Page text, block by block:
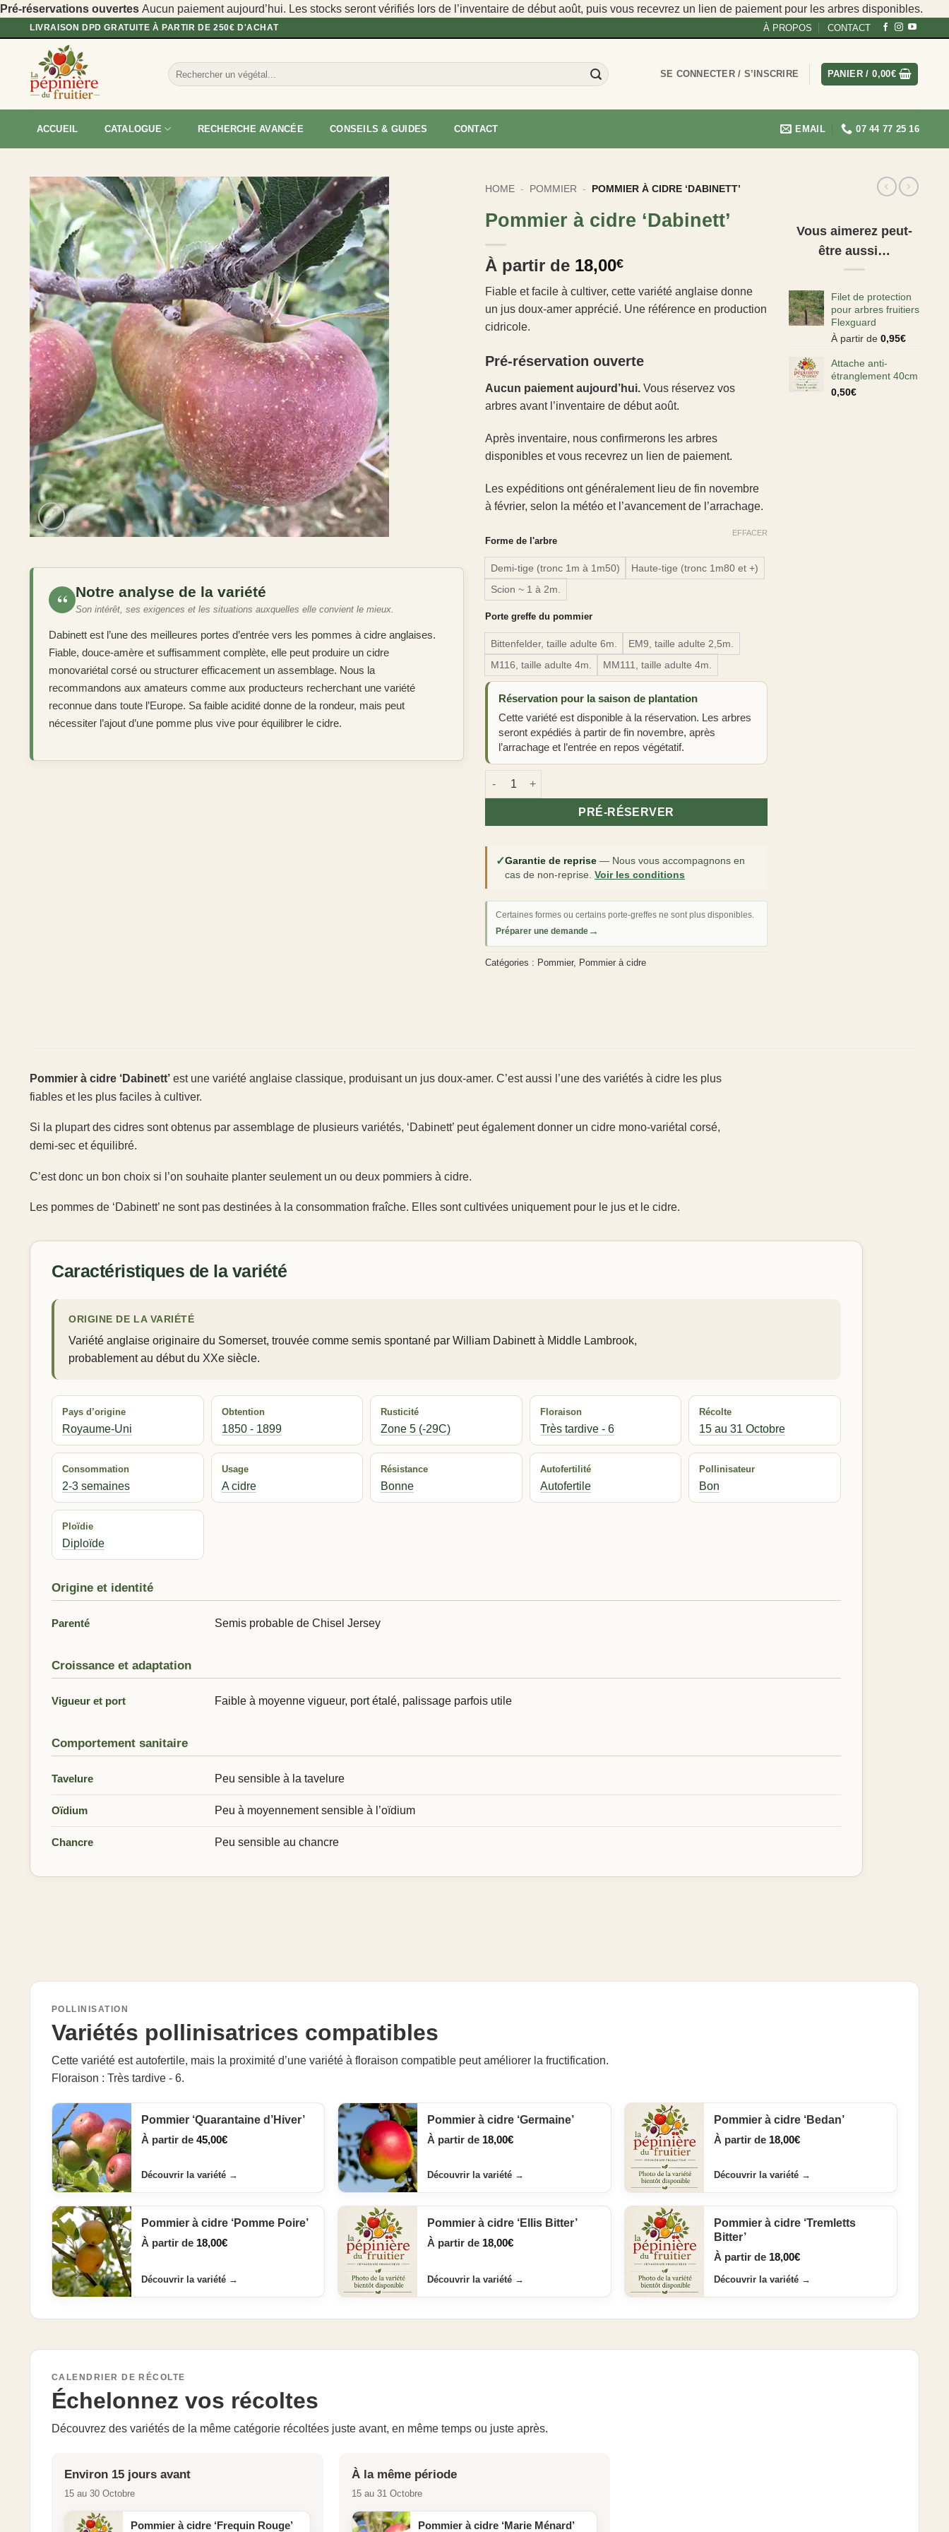
Pré-réservations ouvertes Aucun paiement aujourd’hui. Les stocks seront vérifiés lors de l’inventaire de début août, puis vous recevrez un lien de paiement pour les arbres disponibles.
Passer
contenu
LIVRAISON DPD GRATUITE À PARTIR DE 250€ D'ACHAT À PROPOS CONTACT
Recherche
pour :
SE CONNECTER / S’INSCRIRE PANIER /0,00€
ACCUEIL CATALOGUE RECHERCHE AVANCÉE CONSEILS & GUIDES CONTACT EMAIL 07 44 77 25 16
“ Notre analyse de la variété
Son intérêt, ses exigences et les situations auxquelles elle convient le mieux.
Dabinett est l’une des meilleures portes d’entrée vers les pommes à cidre anglaises.
Fiable, douce-amère et suffisamment complète, elle peut produire un cidre
monovariétal corsé ou structurer efficacement un assemblage. Nous la
recommandons aux amateurs comme aux producteurs recherchant une variété
reconnue dans toute l’Europe. Sa faible acidité donne de la rondeur, mais peut
nécessiter l’ajout d’une pomme plus vive pour équilibrer le cidre.
HOME - POMMIER - POMMIER À CIDRE ‘DABINETT’
Pommier à cidre ‘Dabinett’
À partir de 18,00€
Fiable et facile à cultiver, cette variété anglaise donne
un jus doux-amer apprécié. Une référence en production
cidricole.
Pré-réservation ouverte
Aucun paiement aujourd’hui. Vous réservez vos
arbres avant l’inventaire de début août.
Après inventaire, nous confirmerons les arbres
disponibles et vous recevrez un lien de paiement.
Les expéditions ont généralement lieu de fin novembre
à février, selon la météo et l’avancement de l’arrachage.
Forme de l'arbre
Demi-tige (tronc 1m à 1m50)
Haute-tige (tronc 1m80 et +)
Scion ~ 1 à 2m.
Porte greffe du pommier
Bittenfelder, taille adulte 6m.
EM9, taille adulte 2,5m.
M116, taille adulte 4m.
MM111, taille adulte 4m.
EFFACER
Réservation pour la saison de plantation
Cette variété est disponible à la réservation. Les arbres
seront expédiés à partir de fin novembre, après
l’arrachage et l’entrée en repos végétatif.
quantité de Pommier à cidre 'Dabinett'
PRÉ-RÉSERVER
✓Garantie de reprise — Nous vous accompagnons en
cas de non-reprise. Voir les conditions
Certaines formes ou certains porte-greffes ne sont plus disponibles.
Préparer une demande →
Catégories : Pommier, Pommier à cidre
Vous aimerez peut-
être aussi…
Filet de protection
pour arbres fruitiers
Flexguard
À partir de 0,95€
Attache anti-
étranglement 40cm
0,50€
Pommier à cidre ‘Dabinett’ est une variété anglaise classique, produisant un jus doux-amer. C’est aussi l’une des variétés à cidre les plus
fiables et les plus faciles à cultiver.
Si la plupart des cidres sont obtenus par assemblage de plusieurs variétés, ‘Dabinett’ peut également donner un cidre mono-variétal corsé,
demi-sec et équilibré.
C’est donc un bon choix si l’on souhaite planter seulement un ou deux pommiers à cidre.
Les pommes de ‘Dabinett’ ne sont pas destinées à la consommation fraîche. Elles sont cultivées uniquement pour le jus et le cidre.
Caractéristiques de la variété
ORIGINE DE LA VARIÉTÉ
Variété anglaise originaire du Somerset, trouvée comme semis spontané par William Dabinett à Middle Lambrook,
probablement au début du XXe siècle.
Pays d’origine
Royaume-Uni
Obtention
1850 - 1899
Rusticité
Zone 5 (-29C)
Floraison
Très tardive - 6
Récolte
15 au 31 Octobre
Consommation
2-3 semaines
Usage
A cidre
Résistance
Bonne
Autofertilité
Autofertile
Pollinisateur
Bon
Ploïdie
Diploïde
Origine et identité
Parenté Semis probable de Chisel Jersey
Croissance et adaptation
Vigueur et port Faible à moyenne vigueur, port étalé, palissage parfois utile
Comportement sanitaire
Tavelure Peu sensible à la tavelure
Oïdium Peu à moyennement sensible à l’oïdium
Chancre Peu sensible au chancre
POLLINISATION
Variétés pollinisatrices compatibles
Cette variété est autofertile, mais la proximité d’une variété à floraison compatible peut améliorer la fructification.
Floraison : Très tardive - 6.
Pommier ‘Quarantaine d’Hiver’
À partir de 45,00€
Découvrir la variété →
Pommier à cidre ‘Germaine’
À partir de 18,00€
Découvrir la variété →
Pommier à cidre ‘Bedan’
À partir de 18,00€
Découvrir la variété→
Pommier à cidre ‘Pomme Poire’
À partir de 18,00€
Découvrir la variété →
Pommier à cidre ‘Ellis Bitter’
À partir de 18,00€
Découvrir la variété →
Pommier à cidre ‘Tremletts
Bitter’
À partir de 18,00€
Découvrir la variété→
CALENDRIER DE RÉCOLTE
Échelonnez vos récoltes
Découvrez des variétés de la même catégorie récoltées juste avant, en même temps ou juste après.
Environ 15 jours avant
15 au 30 Octobre
Pommier à cidre ‘Frequin Rouge’
À la même période
15 au 31 Octobre
Pommier à cidre ‘Marie Ménard’